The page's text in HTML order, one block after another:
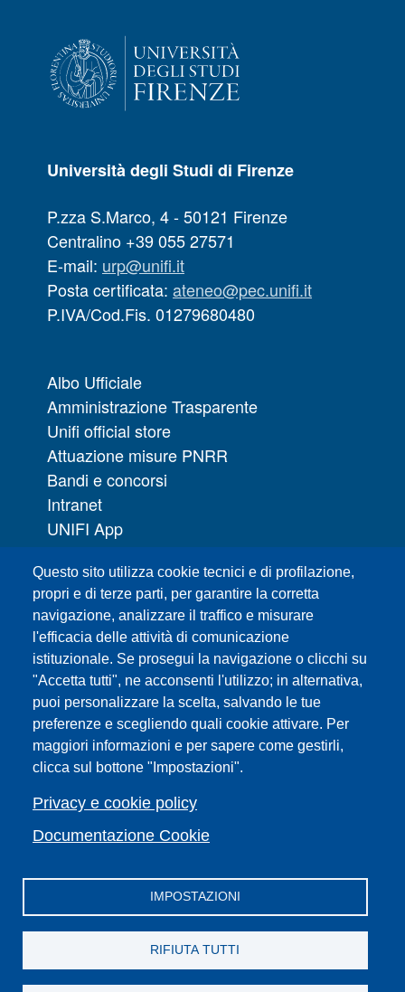
Questo sito utilizza cookie tecnici e di profilazione,
propri e di terze parti, per garantire la corretta
navigazione, analizzare il traffico e misurare
l'efficacia delle attività di comunicazione
istituzionale. Se prosegui la navigazione o clicchi su
"Accetta tutti", ne acconsenti l'utilizzo; in alternativa,
puoi personalizzare la scelta, salvando le tue
preferenze e scegliendo quali cookie attivare. Per
maggiori informazioni e per sapere come gestirli,
clicca sul bottone "Impostazioni".
Privacy e cookie policy
Documentazione Cookie
IMPOSTAZIONI
RIFIUTA TUTTI
Università degli Studi di Firenze
P.zza S.Marco, 4 - 50121 Firenze
Centralino +39 055 27571
E-mail: urp@unifi.it
Posta certificata: ateneo@pec.unifi.it
P.IVA/Cod.Fis. 01279680480
Albo Ufficiale
Amministrazione Trasparente
Unifi official store
Attuazione misure PNRR
Bandi e concorsi
Intranet
UNIFI App
URP | Ufficio Relazioni con il Pubblico
Sedi
Mappa del sito
Webmaster e redazione web
Elenco dei siti tematici
Accessibilità
Feed RSS
Note legali del sito
Privacy policy
Cambia idea sui cookie
Facebook
X YouTubeSpotifyInstagramLinkedInTelegram
Flickr